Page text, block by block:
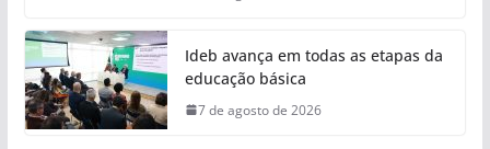
Ideb avança em todas as etapas da
educação básica
7 de agosto de 2026